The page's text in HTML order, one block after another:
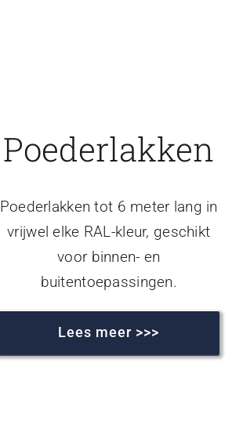
Poederlakken
Poederlakken tot 6 meter lang in
vrijwel elke RAL-kleur, geschikt
voor binnen- en
buitentoepassingen.
Lees meer >>>